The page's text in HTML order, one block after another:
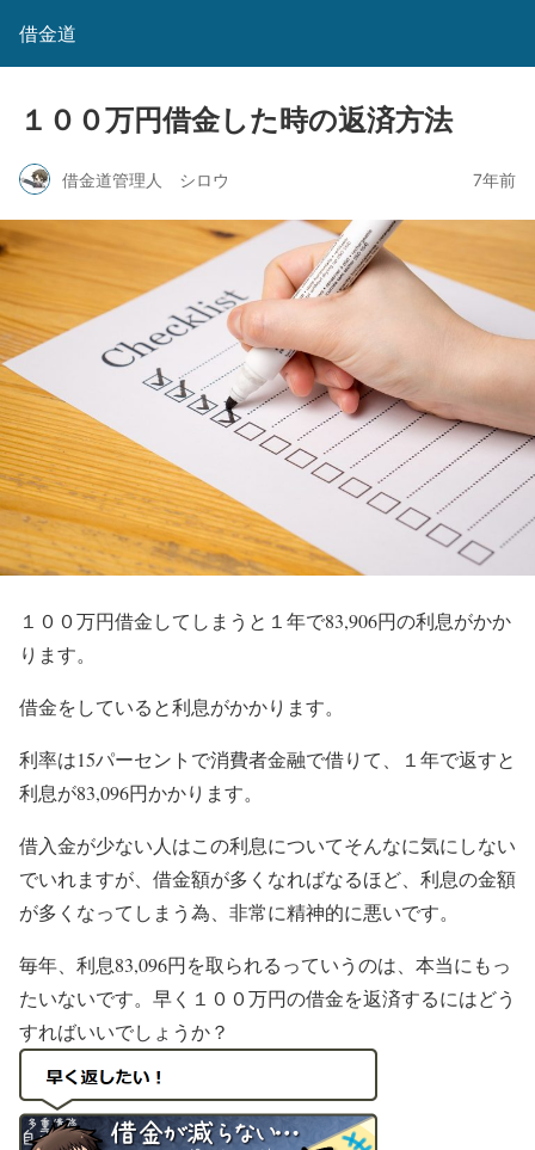
借金道
１００万円借金した時の返済方法
借金道管理人 シロウ 7年前
１００万円借金してしまうと１年で83,906円の利息がかか
ります。
借金をしていると利息がかかります。
利率は15パーセントで消費者金融で借りて、１年で返すと
利息が83,096円かかります。
借入金が少ない人はこの利息についてそんなに気にしない
でいれますが、借金額が多くなればなるほど、利息の金額
が多くなってしまう為、非常に精神的に悪いです。
毎年、 利息83,096円を取られるっていうのは、本当にもっ
たいないです。 早く１００万円の借金を返済するにはどう
すればいいでしょうか？